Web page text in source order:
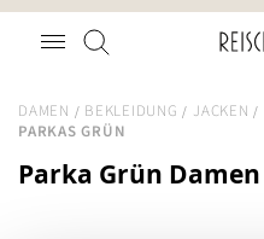
Zum
Inhalt
Suche
DAMEN BEKLEIDUNG JACKEN
PARKAS GRÜN
Parka Grün Damen